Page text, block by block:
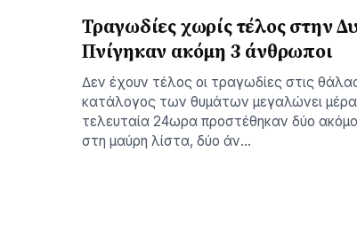
Τραγωδίες χωρίς τέλος στην
Πνίγηκαν ακόμη 3 άνθρωποι
∆εν έχουν τέλος οι τραγωδίες στις
κατάλογος των θυµάτων µεγαλώνει
τελευταία 24ωρα προστέθηκαν δύο
στη µαύρη λίστα, δύο άν…